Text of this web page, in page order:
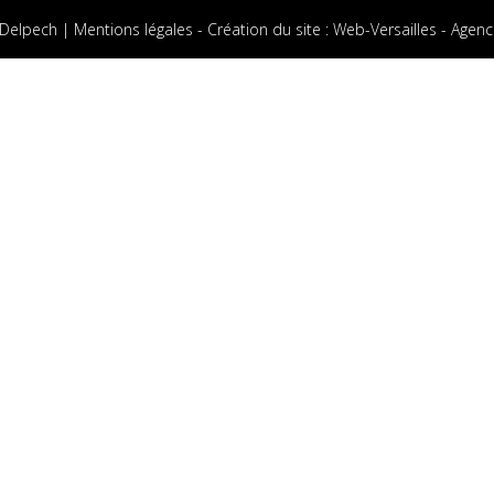
| Mentions légales - Création du site : Web-Versailles -